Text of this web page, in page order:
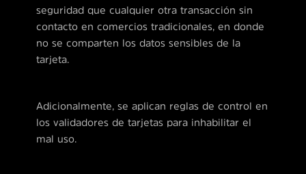
seguridad que cualquier otra transacción sin
contacto en comercios tradicionales, en donde
no se comparten los datos sensibles de la
tarjeta.
Adicionalmente, se aplican reglas de control en
los validadores de tarjetas para inhabilitar el
mal uso.